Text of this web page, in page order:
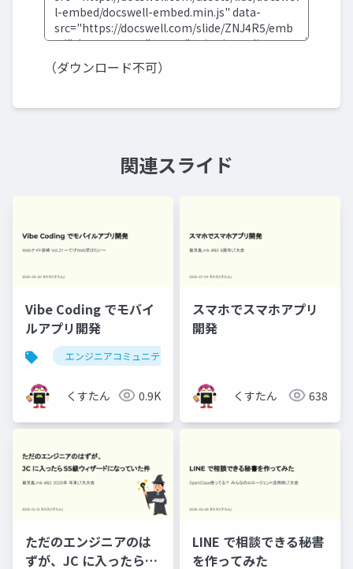
（ダウンロード不可）
関連スライド
Vibe Coding でモバイ
ルアプリ開発
エンジニアコミュニティ
くすたん 0.9K
スマホでスマホアプリ
開発
くすたん 638
ただのエンジニアのは
ずが、JC に入ったらSS
LINE で相談できる秘書
を作ってみた